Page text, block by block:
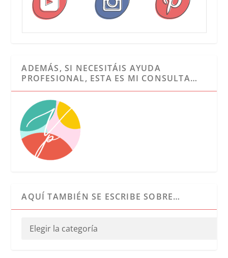
ADEMÁS, SI NECESITÁIS AYUDA
PROFESIONAL, ESTA ES MI CONSULTA…
AQUÍ TAMBIÉN SE ESCRIBE SOBRE…